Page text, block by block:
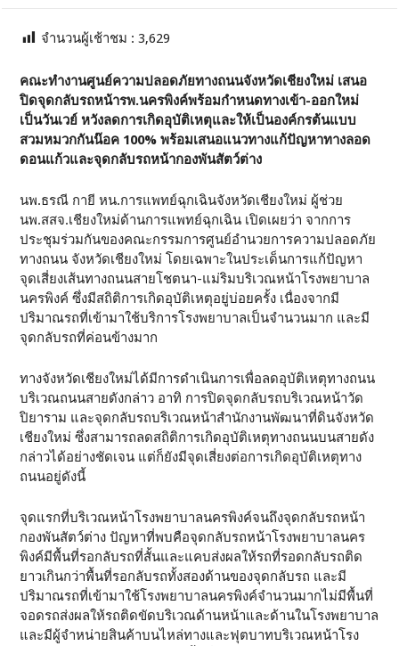
จำนวนผู้เช้าชม :3,629
คณะทำงานศูนย์ความปลอดภัยทางถนนจังหวัดเชียงใหม่ เสนอ
ปิดจุดกลับรถหน้ารพ.นครพิงค์พร้อมกำหนดทางเข้า-ออกใหม่
เป็นวันเวย์ หวังลดการเกิดอุบัติเหตุและให้เป็นองค์กรต้นแบบ
สวมหมวกกันน๊อค 100% พร้อมเสนอแนวทางแก้ปัญหาทางลอด
ดอนแก้วและจุดกลับรถหน้ากองพันสัตว์ต่าง
นพ.ธรณี กายี หน.การแพทย์ฉุกเฉินจังหวัดเชียงใหม่ ผู้ช่วย
นพ.สสจ.เชียงใหม่ด้านการแพทย์ฉุกเฉิน เปิดเผยว่า จากการ
ประชุมร่วมกันของคณะกรรมการศูนย์อำนวยการความปลอดภัย
ทางถนน จังหวัดเชียงใหม่ โดยเฉพาะในประเด็นการแก้ปัญหา
จุดเสี่ยงเส้นทางถนนสายโชตนา-แม่ริมบริเวณหน้าโรงพยาบาล
นครพิงค์ ซึ่งมีสถิติการเกิดอุบัติเหตุอยู่บ่อยครั้ง เนื่องจากมี
ปริมาณรถที่เข้ามาใช้บริการโรงพยาบาลเป็นจำนวนมาก และมี
จุดกลับรถที่ค่อนข้างมาก
ทางจังหวัดเชียงใหม่ได้มีการดำเนินการเพื่อลดอุบัติเหตุทางถนน
บริเวณถนนสายดังกล่าว อาทิ การปิดจุดกลับรถบริเวณหน้าวัด
ปิยาราม และจุดกลับรถบริเวณหน้าสำนักงานพัฒนาที่ดินจังหวัด
เชียงใหม่ ซึ่งสามารถลดสถิติการเกิดอุบัติเหตุทางถนนบนสายดัง
กล่าวได้อย่างชัดเจน แต่ก็ยังมีจุดเสี่ยงต่อการเกิดอุบัติเหตุทาง
ถนนอยู่ดังนี้
จุดแรกที่บริเวณหน้าโรงพยาบาลนครพิงค์จนถึงจุดกลับรถหน้า
กองพันสัตว์ต่าง ปัญหาที่พบคือจุดกลับรถหน้าโรงพยาบาลนคร
พิงค์มีพื้นที่รอกลับรถที่สั้นและแคบส่งผลให้รถที่รอดกลับรถติด
ยาวเกินกว่าพื้นที่รอกลับรถทั้งสองด้านของจุดกลับรถ และมี
ปริมาณรถที่เข้ามาใช้โรงพยาบาลนครพิงค์จำนวนมากไม่มีพื้นที่
จอดรถส่งผลให้รถติดขัดบริเวณด้านหน้าและด้านในโรงพยาบาล
และมีผู้จำหน่ายสินค้าบนไหล่ทางและฟุตบาทบริเวณหน้าโรง